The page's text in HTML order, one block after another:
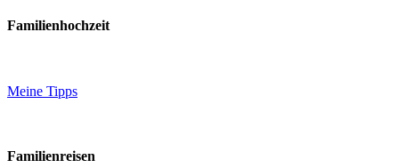
Familienhochzeit
Meine Tipps
Familienreisen